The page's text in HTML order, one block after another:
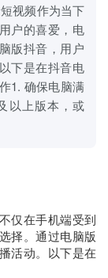
视频作为当下
户的喜爱，电
版抖音，用户
下是在抖音电
1. 确保电脑满
以上版本，或
仅在手机端受到
择。通过电脑版
活动。以下是在